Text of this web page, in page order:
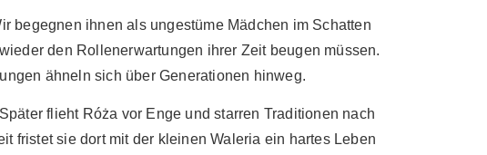
begegnen ihnen als ungestüme Mädchen im Schatten
den Rollenerwartungen ihrer Zeit beugen müssen.
ähneln sich über Generationen hinweg.
flieht Róża vor Enge und starren Traditionen nach
fristet sie dort mit der kleinen Waleria ein hartes Leben